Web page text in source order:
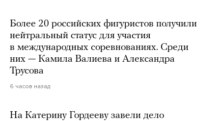
Более 20 российских фигуристов получили
нейтральный статус для участия
в международных соревнованиях. Среди
них — Камила Валиева и Александра
Трусова
6 часов назад
На Катерину Гордееву завели дело